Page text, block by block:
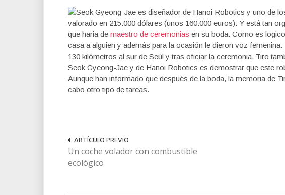
Seok Gyeong-Jae es diseñador de Hanoi Robotics y uno de
valorado en 215.000 dólares (unos 160.000 euros). Y está tan
que haria de maestro de ceremonias en su boda. Como es
casa a alguien y además para la ocasión le dieron voz
130 kilómetros al sur de Seúl y tras oficiar la ceremonia, Tiro
Seok Gyeong-Jae y de Hanoi Robotics es demostrar que este
Aunque han informado que después de la boda, la memoria de
cabo otro tipo de tareas.
ARTÍCULO PREVIO
Un coche volador con combustible
ecológico